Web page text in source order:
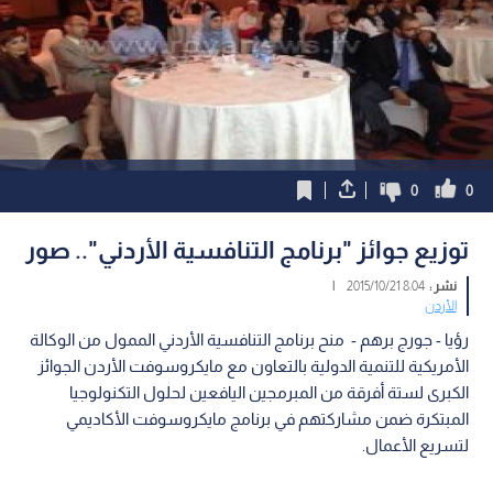
0
0
توزيع جوائز "برنامج التنافسية الأردني".. صور
نشر :8:04 2015/10/21
|
الأردن
رؤيا - جورج برهم - منح برنامج التنافسية الأردني الممول من الوكالة
الأمريكية للتنمية الدولية بالتعاون مع مايكروسوفت الأردن الجوائز
الكبرى لستة أفرقة من المبرمجين اليافعين لحلول التكنولوجيا
المبتكرة ضمن مشاركتهم في برنامج مايكروسوفت الأكاديمي
لتسريع الأعمال.